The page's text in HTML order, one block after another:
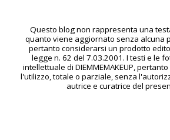
Questo blog non rappresenta una
quanto viene aggiornato senza alcuna
pertanto considerarsi un prodotto
legge n. 62 del 7.03.2001. I testi e le
intellettuale di DIEMMEMAKEUP,
l'utilizzo, totale o parziale, senza
autrice e curatrice del